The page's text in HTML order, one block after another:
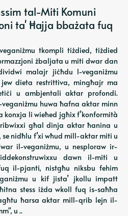
tal-Miti Komuni
ta' Ħajja bbażata fuq
tkompli tiżdied, tiżdied
żbaljata u miti dwar dan
malajr jiċħdu l-veganiżmu
dieta restrittiva, mingħajr ma
u ambjentali aktar profondi.
huwa ħafna aktar minn
li wieħed jgħix f’konformità
għal dinja aktar ħanina u
nidħlu f’xi wħud mill-aktar miti u
il-veganiżmu, u nesploraw ir-
dawn il-miti u
il-pjanti, nistgħu niksbu fehim
u kif jista’ jkollu impatt
stess iżda wkoll fuq is-saħħa
ħarsa aktar mill-qrib lejn il-
u ..